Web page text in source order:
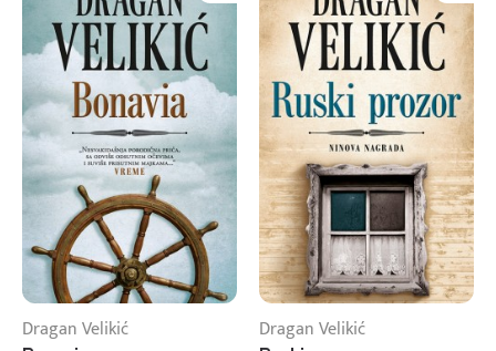
Dragan Velikić Dragan Velikić